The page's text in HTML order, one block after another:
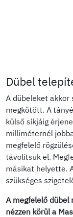
Dübel
A dübeleket akkor
megkötött. A
külső síkjáig
milliméternél
megfelelő
távolítsuk el.
másikat helyette.
szükséges
A megfelelő dübel
nézzen körül a